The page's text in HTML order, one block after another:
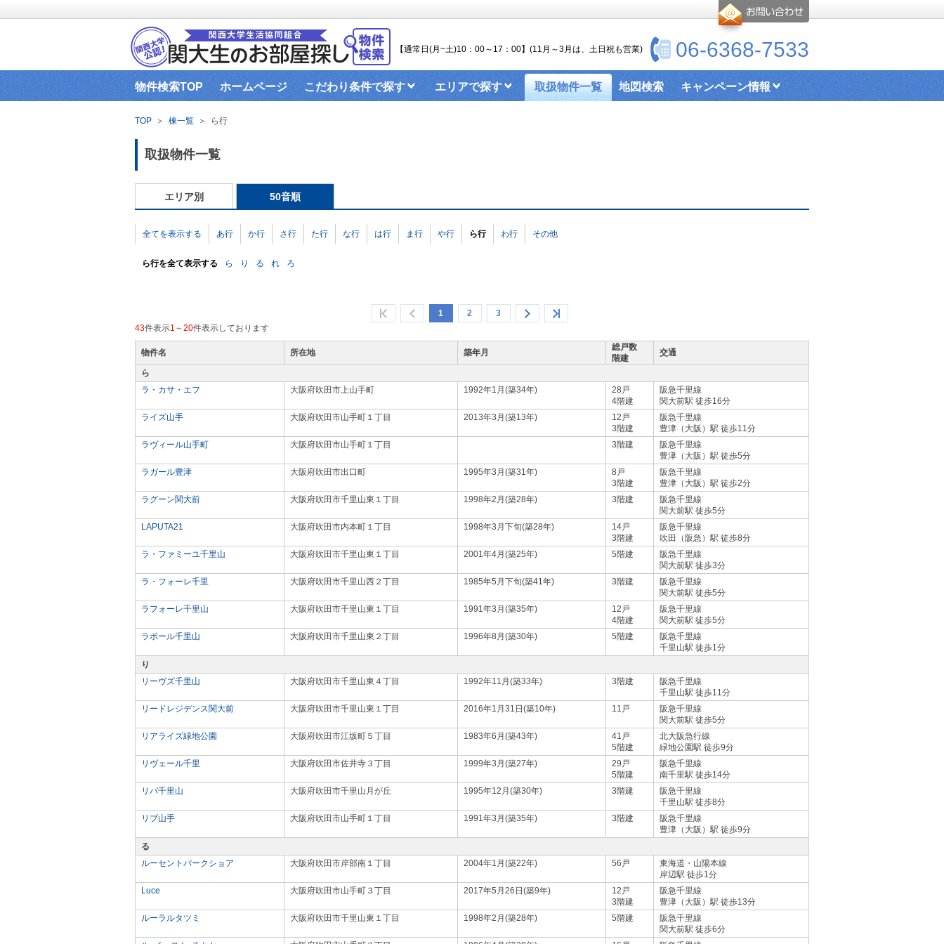
06-6368-7533
【通常日(月~土)10：00～17：00】(11月～3月は、土日祝も営業)
物件検索TOP ホームページ こだわり条件で探す エリアで探す 取扱物件一覧 地図検索 キャンペーン情報
関大生協（本部HP）営業時間
お部屋探し窓口までの道順
TOP ＞ 棟一覧 ＞ ら行
取扱物件一覧
エリア別 50音順
全てを表示する あ行 か行 さ行 た行 な行 は行 ま行 や行 ら行 わ行 その他
ら行を全て表示する ら り る れ ろ
1 2
3
43件表示1 ～20件表示しております
物件名 所在地 築年月
総戸数
階建
交通
ら
ラ・カサ・エフ
大阪府吹田市上山手町 1992年1月(築34年)
28戸
4階建
阪急千里線
関大前駅 徒歩16分
ライズ山手
大阪府吹田市山手町１丁目 2013年3月(築13年)
12戸
3階建
阪急千里線
豊津（大阪）駅 徒歩11分
ラヴィール山手町
大阪府吹田市山手町１丁目 3階建
阪急千里線
豊津（大阪）駅 徒歩5分
ラガール豊津
大阪府吹田市出口町 1995年3月(築31年)
8戸
3階建
阪急千里線
豊津（大阪）駅 徒歩2分
ラグーン関大前
大阪府吹田市千里山東１丁目 1998年2月(築28年) 3階建
阪急千里線
関大前駅 徒歩5分
LAPUTA21
大阪府吹田市内本町１丁目 1998年3月下旬(築28年)
14戸
3階建
阪急千里線
吹田（阪急）駅 徒歩8分
ラ・ファミーユ千里山
大阪府吹田市千里山東１丁目 2001年4月(築25年) 5階建
阪急千里線
関大前駅 徒歩3分
ラ・フォーレ千里
大阪府吹田市千里山西２丁目 1985年5月下旬(築41年) 3階建
阪急千里線
関大前駅 徒歩5分
ラフォーレ千里山
大阪府吹田市千里山東１丁目 1991年3月(築35年)
12戸
4階建
阪急千里線
関大前駅 徒歩5分
ラポール千里山
大阪府吹田市千里山東２丁目 1996年8月(築30年) 5階建
阪急千里線
千里山駅 徒歩1分
り
リーヴズ千里山
大阪府吹田市千里山東４丁目 1992年11月(築33年) 3階建
阪急千里線
千里山駅 徒歩11分
リードレジデンス関大前
大阪府吹田市千里山東１丁目 2016年1月31日(築10年) 11戸
阪急千里線
関大前駅 徒歩5分
リアライズ緑地公園
大阪府吹田市江坂町５丁目 1983年6月(築43年)
41戸
5階建
北大阪急行線
緑地公園駅 徒歩9分
リヴェール千里
大阪府吹田市佐井寺３丁目 1999年3月(築27年)
29戸
5階建
阪急千里線
南千里駅 徒歩14分
リバ千里山
大阪府吹田市千里山月が丘 1995年12月(築30年) 3階建
阪急千里線
千里山駅 徒歩8分
リブ山手
大阪府吹田市山手町１丁目 1991年3月(築35年) 3階建
阪急千里線
豊津（大阪）駅 徒歩9分
る
ルーセントパークショア
大阪府吹田市岸部南１丁目 2004年1月(築22年) 56戸
東海道・山陽本線
岸辺駅 徒歩1分
Luce
大阪府吹田市山手町３丁目 2017年5月26日(築9年)
12戸
3階建
阪急千里線
豊津（大阪）駅 徒歩13分
ルーラルタツミ
大阪府吹田市千里山東１丁目 1998年2月(築28年) 5階建
阪急千里線
関大前駅 徒歩6分